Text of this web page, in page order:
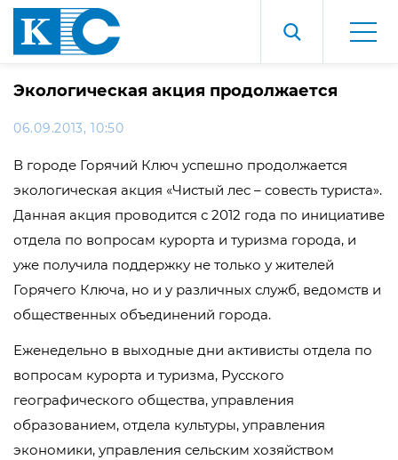
Экологическая акция продолжается
06.09.2013, 10:50
В городе Горячий Ключ успешно продолжается
экологическая акция «Чистый лес – совесть туриста».
Данная акция проводится с 2012 года по инициативе
отдела по вопросам курорта и туризма города, и
уже получила поддержку не только у жителей
Горячего Ключа, но и у различных служб, ведомств и
общественных объединений города.
Еженедельно в выходные дни активисты отдела по
вопросам курорта и туризма, Русского
географического общества, управления
образованием, отдела культуры, управления
экономики, управления сельским хозяйством